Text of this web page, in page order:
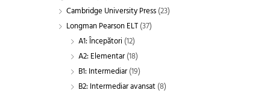
Cambridge University Press (23)
Longman Pearson ELT (37)
A1: Începători (12)
A2: Elementar (18)
B1: Intermediar (19)
B2: Intermediar avansat (8)